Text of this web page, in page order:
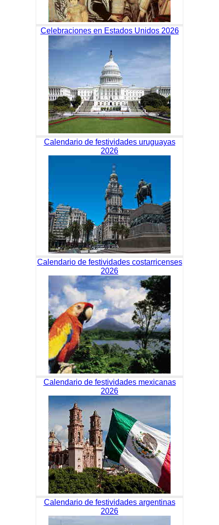
Celebraciones en Estados Unidos 2026
Calendario de festividades uruguayas
2026
Calendario de festividades costarricenses
2026
Calendario de festividades mexicanas
2026
Calendario de festividades argentinas
2026